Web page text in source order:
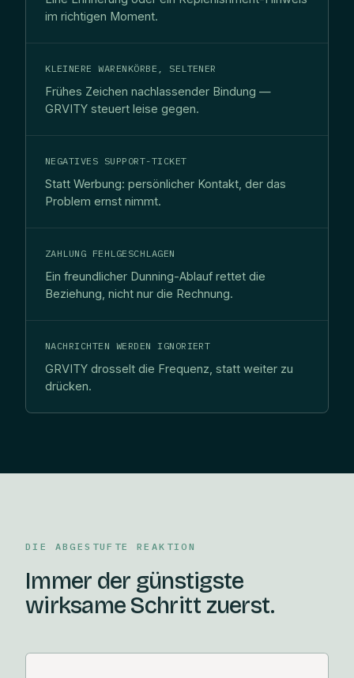
im richtigen Moment.
KLEINERE WARENKÖRBE, SELTENER
Frühes Zeichen nachlassender Bindung —
GRVITY steuert leise gegen.
NEGATIVES SUPPORT-TICKET
Statt Werbung: persönlicher Kontakt, der das
Problem ernst nimmt.
ZAHLUNG FEHLGESCHLAGEN
Ein freundlicher Dunning-Ablauf rettet die
Beziehung, nicht nur die Rechnung.
NACHRICHTEN WERDEN IGNORIERT
GRVITY drosselt die Frequenz, statt weiter zu
drücken.
DIE ABGESTUFTE REAKTION
Immer der günstigste
wirksame Schritt zuerst.